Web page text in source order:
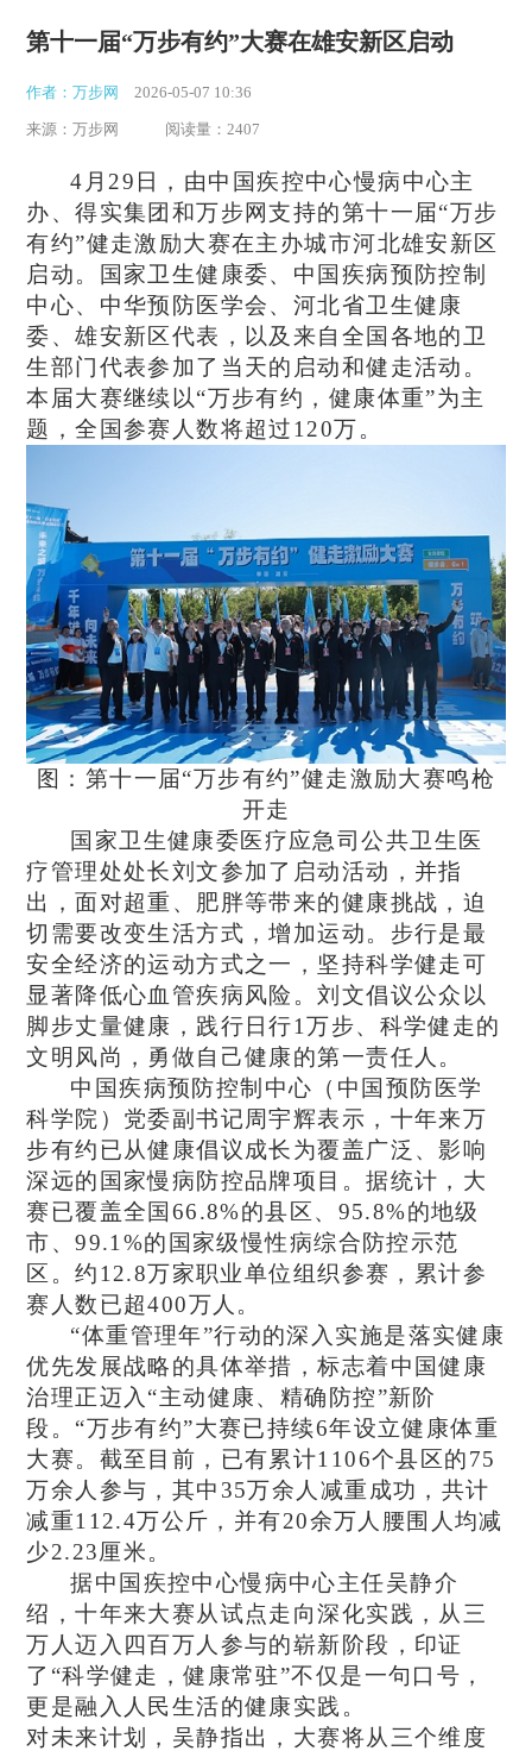
第十一届“万步有约”大赛在雄安新区启动
作者：万步网 2026-05-07 10:36
来源：万步网 阅读量：2407
4 月29日，由中国疾控中心慢病中心主
办、得实集团和万步网支持的第十一届“万步
有约”健走激励大赛在主办城市河北雄安新区
启动。国家卫生健康委、中国疾病预防控制
中心、中华预防医学会、河北省卫生健康
委、雄安新区代表，以及来自全国各地的卫
生部门代表参加了当天的启动和健走活动。
本届大赛继续以“万步有约，健康体重”为主
题，全国参赛人数将超过120万。
图：第十一届“万步有约”健走激励大赛鸣枪
开走
国家卫生健康委医疗应急司公共卫生医
疗管理处处长刘文参加了启动活动，并指
出，面对超重、肥胖等带来的健康挑战，迫
切需要改变生活方式，增加运动。步行是最
安全经济的运动方式之一，坚持科学健走可
显著降低心血管疾病风险。刘文倡议公众以
脚步丈量健康，践行日行1万步、科学健走的
文明风尚，勇做自己健康的第一责任人。
中国疾病预防控制中心（中国预防医学
科学院）党委副书记周宇辉表示， 十年来万
步有约已从健康倡议成长为覆盖广泛、影响
深远的国家慢病防控品牌项目 。据统计，大
赛已覆盖全国66.8%的县区、95.8%的地级
市、99.1%的国家级慢性病综合防控示范
区。约12.8万家职业单位组织参赛，累计参
赛人数已超400万人。
“体重管理年”行动的深入实施是落实健康
优先发展战略的具体举措，标志着中国健康
治理正迈入“主动健康、精确防控”新阶
段。 “万步有约”大赛已持续6年设立健康体重
大赛。截至目前，已有累计1106个县区的75
万余人参与，其中35万余人减重成功，共计
减重112.4万公斤，并有20余万人腰围人均减
少2.23厘米。
据中国疾控中心慢病中心主任吴静介
绍，十年来大赛从试点走向深化实践，从三
万人迈入四百万人参与的崭新阶段，印证
了“科学健走，健康常驻”不仅是一句口号，
更是融入人民生活的健康实践。
对未来计划，吴静指出，大赛将从三个维度